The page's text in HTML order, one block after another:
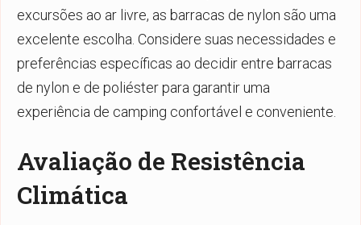
excursões ao ar livre, as barracas de nylon são uma
excelente escolha. Considere suas necessidades e
preferências específicas ao decidir entre barracas
de nylon e de poliéster para garantir uma
experiência de camping confortável e conveniente.
Avaliação de Resistência
Climática